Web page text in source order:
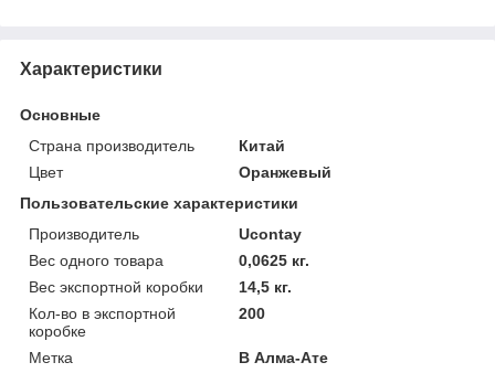
Характеристики
Основные
Страна производитель
Китай
Цвет
Оранжевый
Пользовательские характеристики
Производитель
Ucontay
Вес одного товара
0,0625 кг.
Вес экспортной коробки
14,5 кг.
Кол-во в экспортной
коробке
200
Метка
В Алма-Ате